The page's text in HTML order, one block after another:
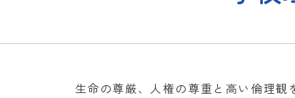
生命の尊厳、人権の尊重と高い倫理観